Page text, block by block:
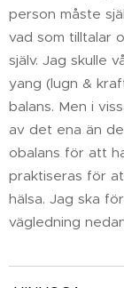
person måste
vad som tilltalar
själv. Jag skulle
yang (lugn &
balans. Men i
av det ena än
obalans för att
praktiseras för
hälsa. Jag ska
vägledning